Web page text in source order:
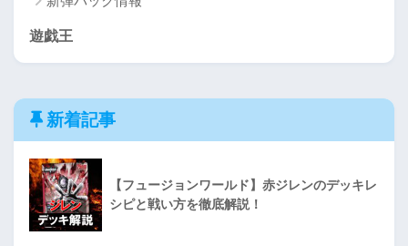
遊戯王
新着記事
【フュージョンワールド】赤ジレンのデッキレ
シピと戦い方を徹底解説！